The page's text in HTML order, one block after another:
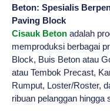
Beton: Spesialis
Paving Block
Cisauk Beton adalah
memproduksi berbagai
Block, Buis Beton atau
atau Tembok Precast,
Rumput, Loster/Roster,
ribuan pelanggan hingga